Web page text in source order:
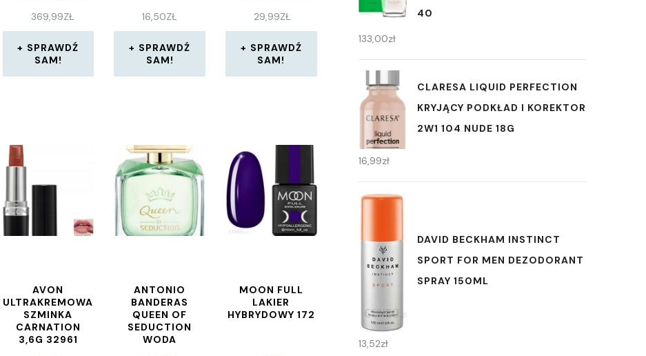
369,99ZŁ
SPRAWDŹ
SAM!
16,50ZŁ
SPRAWDŹ
SAM!
ANTIQUE ROSE
G007
29,99ZŁ
SPRAWDŹ
SAM!
AVON
ULTRAKREMOWA
SZMINKA
CARNATION
3,6G 32961
ANTONIO
BANDERAS
QUEEN OF
SEDUCTION
WODA
MOON FULL
LAKIER
HYBRYDOWY 172
40
133,00zł
CLARESA LIQUID PERFECTION
KRYJĄCY PODKŁAD I KOREKTOR
2W1 104 NUDE 18G
16,99zł
DAVID BECKHAM INSTINCT
SPORT FOR MEN DEZODORANT
SPRAY 150ML
13,52zł